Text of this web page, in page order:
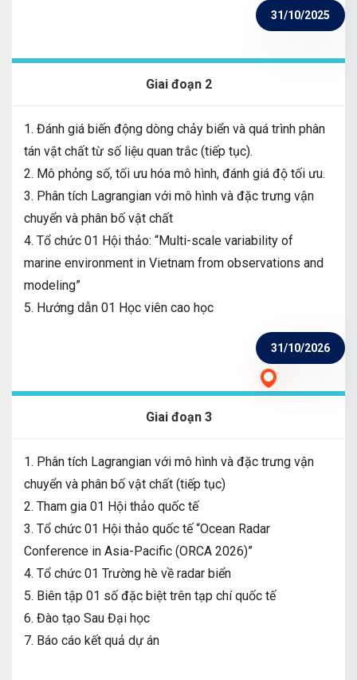
31/10/2025
Giai đoạn 2
1. Đánh giá biến động dòng chảy biển và quá trình phân
tán vật chất từ số liệu quan trắc (tiếp tục).
2. Mô phỏng số, tối ưu hóa mô hình, đánh giá độ tối ưu.
3. Phân tích Lagrangian với mô hình và đặc trưng vận
chuyển và phân bố vật chất
4. Tổ chức 01 Hội thảo: “Multi-scale variability of
marine environment in Vietnam from observations and
modeling”
5. Hướng dẫn 01 Học viên cao học
31/10/2026
Giai đoạn 3
1. Phân tích Lagrangian với mô hình và đặc trưng vận
chuyển và phân bố vật chất (tiếp tục)
2. Tham gia 01 Hội thảo quốc tế
3. Tổ chức 01 Hội thảo quốc tế “Ocean Radar
Conference in Asia-Pacific (ORCA 2026)”
4. Tổ chức 01 Trường hè về radar biển
5. Biên tập 01 số đặc biệt trên tạp chí quốc tế
6. Đào tạo Sau Đại học
7. Báo cáo kết quả dự án